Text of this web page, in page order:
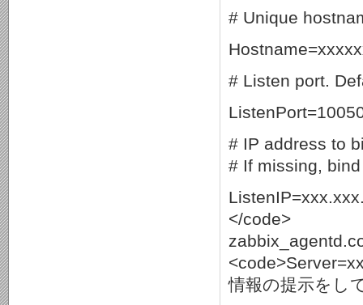
# Unique
# Listen port.
# IP address to
# If missing,
</code>
情報の提示をし